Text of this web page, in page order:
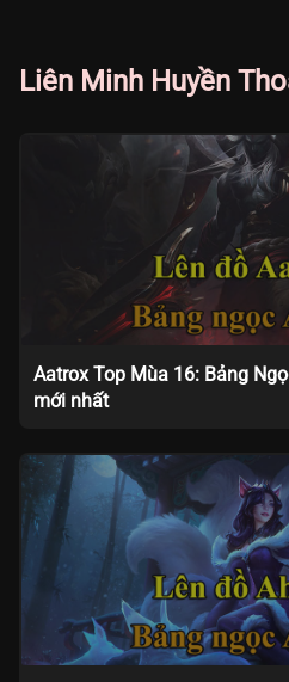
Liên Minh Huyền
Aatrox Top Mùa 16: Bảng
mới nhất